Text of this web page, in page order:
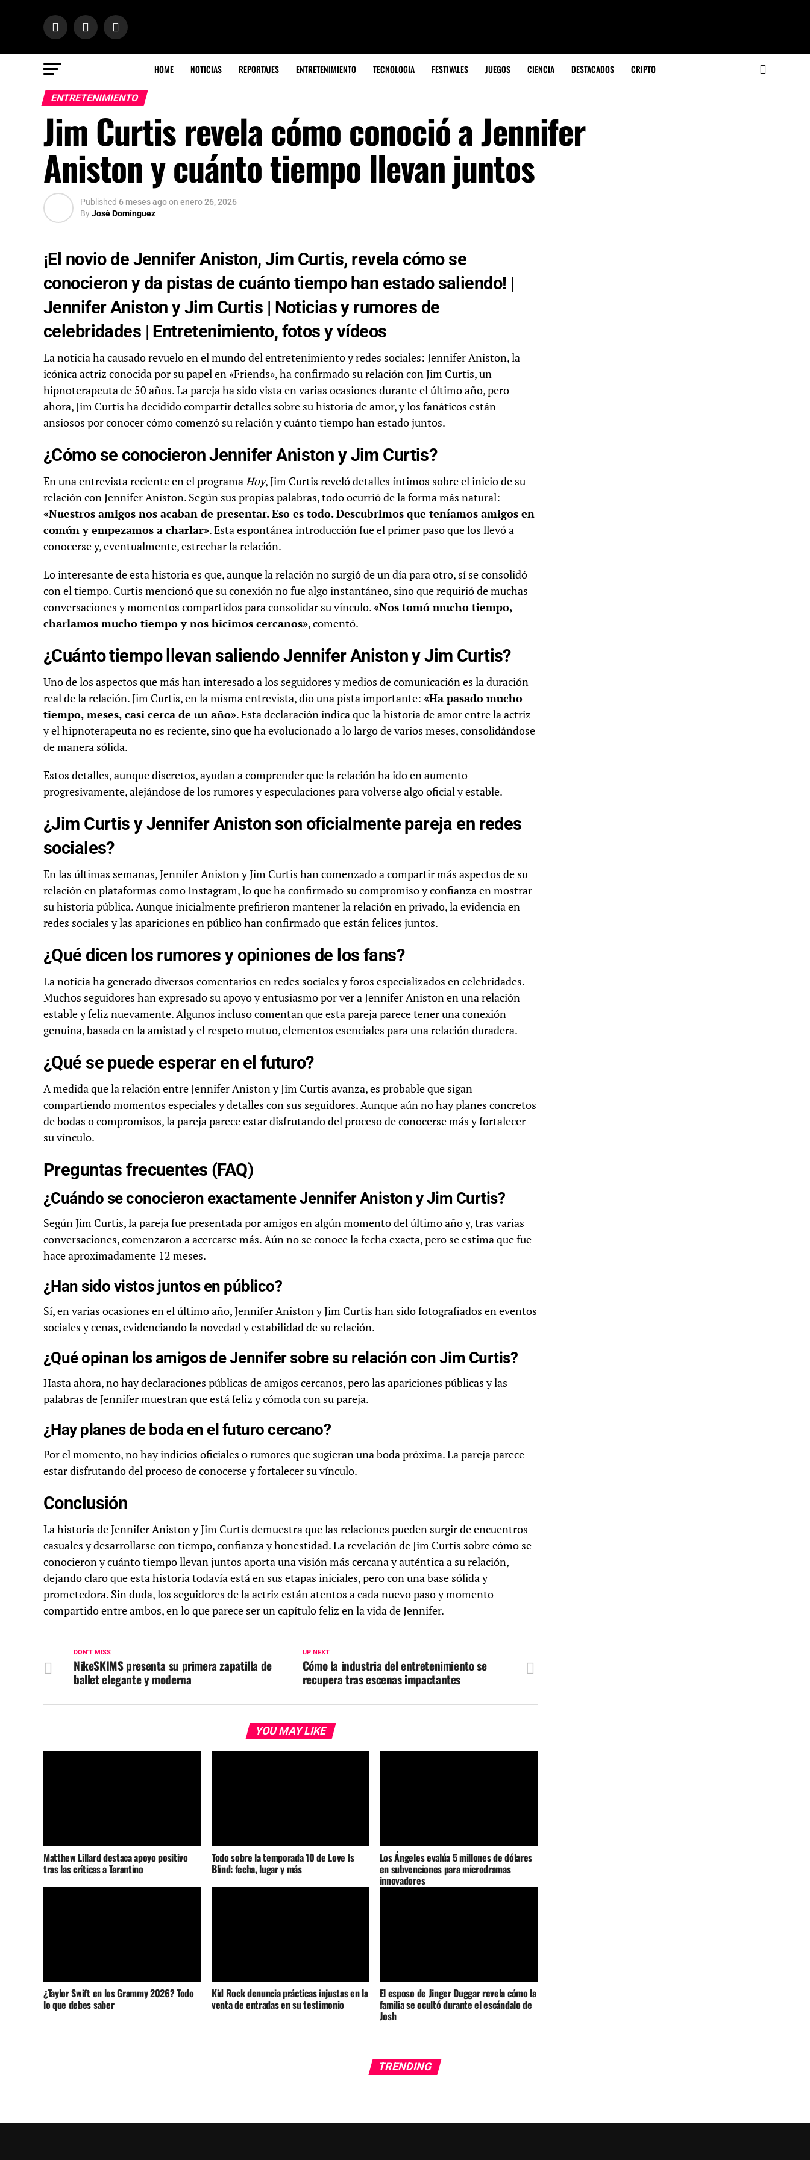
HOME NOTICIAS REPORTAJES ENTRETENIMIENTO TECNOLOGIA FESTIVALES JUEGOS CIENCIA DESTACADOS CRIPTO
ENTRETENIMIENTO
Jim Curtis revela cómo conoció a Jennifer
Aniston y cuánto tiempo llevan juntos
Published 6 meses agoon enero 26, 2026
ByJosé Domínguez
¡El novio de Jennifer Aniston, Jim Curtis, revela cómo se
conocieron y da pistas de cuánto tiempo han estado saliendo! |
Jennifer Aniston y Jim Curtis | Noticias y rumores de
celebridades | Entretenimiento, fotos y vídeos
La noticia ha causado revuelo en el mundo del entretenimiento y redes sociales: Jennifer Aniston, la
icónica actriz conocida por su papel en «Friends», ha confirmado su relación con Jim Curtis, un
hipnoterapeuta de 50 años. La pareja ha sido vista en varias ocasiones durante el último año, pero
ahora, Jim Curtis ha decidido compartir detalles sobre su historia de amor, y los fanáticos están
ansiosos por conocer cómo comenzó su relación y cuánto tiempo han estado juntos.
¿Cómo se conocieron Jennifer Aniston y Jim Curtis?
En una entrevista reciente en el programaHoy, Jim Curtis reveló detalles íntimos sobre el inicio de su
relación con Jennifer Aniston. Según sus propias palabras, todo ocurrió de la forma más natural:
«Nuestros amigos nos acaban de presentar. Eso es todo. Descubrimos que teníamos amigos en
común y empezamos a charlar». Esta espontánea introducción fue el primer paso que los llevó a
conocerse y, eventualmente, estrechar la relación.
Lo interesante de esta historia es que, aunque la relación no surgió de un día para otro, sí se consolidó
con el tiempo. Curtis mencionó que su conexión no fue algo instantáneo, sino que requirió de muchas
conversaciones y momentos compartidos para consolidar su vínculo.«Nos tomó mucho tiempo,
charlamos mucho tiempo y nos hicimos cercanos», comentó.
¿Cuánto tiempo llevan saliendo Jennifer Aniston y Jim Curtis?
Uno de los aspectos que más han interesado a los seguidores y medios de comunicación es la duración
real de la relación. Jim Curtis, en la misma entrevista, dio una pista importante: «Ha pasado mucho
tiempo, meses, casi cerca de un año». Esta declaración indica que la historia de amor entre la actriz
y el hipnoterapeuta no es reciente, sino que ha evolucionado a lo largo de varios meses, consolidándose
de manera sólida.
Estos detalles, aunque discretos, ayudan a comprender que la relación ha ido en aumento
progresivamente, alejándose de los rumores y especulaciones para volverse algo oficial y estable.
¿Jim Curtis y Jennifer Aniston son oficialmente pareja en redes
sociales?
En las últimas semanas, Jennifer Aniston y Jim Curtis han comenzado a compartir más aspectos de su
relación en plataformas como Instagram, lo que ha confirmado su compromiso y confianza en mostrar
su historia pública. Aunque inicialmente prefirieron mantener la relación en privado, la evidencia en
redes sociales y las apariciones en público han confirmado que están felices juntos.
¿Qué dicen los rumores y opiniones de los fans?
La noticia ha generado diversos comentarios en redes sociales y foros especializados en celebridades.
Muchos seguidores han expresado su apoyo y entusiasmo por ver a Jennifer Aniston en una relación
estable y feliz nuevamente. Algunos incluso comentan que esta pareja parece tener una conexión
genuina, basada en la amistad y el respeto mutuo, elementos esenciales para una relación duradera.
¿Qué se puede esperar en el futuro?
A medida que la relación entre Jennifer Aniston y Jim Curtis avanza, es probable que sigan
compartiendo momentos especiales y detalles con sus seguidores. Aunque aún no hay planes concretos
de bodas o compromisos, la pareja parece estar disfrutando del proceso de conocerse más y fortalecer
su vínculo.
Preguntas frecuentes (FAQ)
¿Cuándo se conocieron exactamente Jennifer Aniston y Jim Curtis?
Según Jim Curtis, la pareja fue presentada por amigos en algún momento del último año y, tras varias
conversaciones, comenzaron a acercarse más. Aún no se conoce la fecha exacta, pero se estima que fue
hace aproximadamente 12 meses.
¿Han sido vistos juntos en público?
Sí, en varias ocasiones en el último año, Jennifer Aniston y Jim Curtis han sido fotografiados en eventos
sociales y cenas, evidenciando la novedad y estabilidad de su relación.
¿Qué opinan los amigos de Jennifer sobre su relación con Jim Curtis?
Hasta ahora, no hay declaraciones públicas de amigos cercanos, pero las apariciones públicas y las
palabras de Jennifer muestran que está feliz y cómoda con su pareja.
¿Hay planes de boda en el futuro cercano?
Por el momento, no hay indicios oficiales o rumores que sugieran una boda próxima. La pareja parece
estar disfrutando del proceso de conocerse y fortalecer su vínculo.
Conclusión
La historia de Jennifer Aniston y Jim Curtis demuestra que las relaciones pueden surgir de encuentros
casuales y desarrollarse con tiempo, confianza y honestidad. La revelación de Jim Curtis sobre cómo se
conocieron y cuánto tiempo llevan juntos aporta una visión más cercana y auténtica a su relación,
dejando claro que esta historia todavía está en sus etapas iniciales, pero con una base sólida y
prometedora. Sin duda, los seguidores de la actriz están atentos a cada nuevo paso y momento
compartido entre ambos, en lo que parece ser un capítulo feliz en la vida de Jennifer.
UP NEXT
Cómo la industria del entretenimiento se
recupera tras escenas impactantes
DON'T MISS
NikeSKIMS presenta su primera zapatilla de
ballet elegante y moderna
YOU MAY LIKE
Matthew Lillard destaca apoyo positivo
tras las críticas a Tarantino
Todo sobre la temporada 10 de Love Is
Blind: fecha, lugar y más
Los Ángeles evalúa 5 millones de dólares
en subvenciones para microdramas
innovadores
¿Taylor Swift en los Grammy 2026? Todo
lo que debes saber
Kid Rock denuncia prácticas injustas en la
venta de entradas en su testimonio
El esposo de Jinger Duggar revela cómo la
familia se ocultó durante el escándalo de
Josh
TRENDING